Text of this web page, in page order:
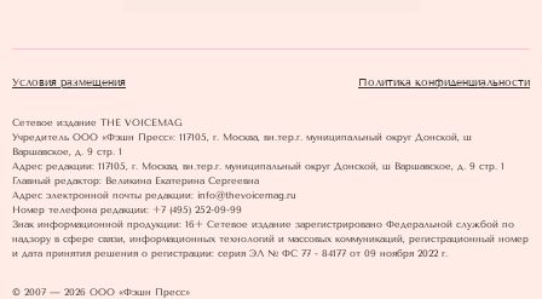
Условия размещения Политика конфиденциальности
Сетевое издание THE VOICEMAG
Учредитель ООО «Фэшн Пресс»: 117105, г. Москва, вн.тер.г. муниципальный округ Донской, ш
Варшавское, д. 9 стр. 1
Адрес редакции: 117105, г. Москва, вн.тер.г. муниципальный округ Донской, ш Варшавское, д. 9 стр. 1
Главный редактор: Великина Екатерина Сергеевна
Адрес электронной почты редакции: info@thevoicemag.ru
Номер телефона редакции: +7 (495) 252-09-99
Знак информационной продукции: 16+ Cетевое издание зарегистрировано Федеральной службой по
надзору в сфере связи, информационных технологий и массовых коммуникаций, регистрационный номер
и дата принятия решения о регистрации: серия ЭЛ № ФС 77 - 84177 от 09 ноября 2022 г.
© 2007 — 2026 ООО «Фэшн Пресс»